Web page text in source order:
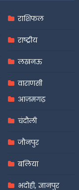
राशिफल
राष्ट्रीय
लखनऊ
वाराणसी
आज़मगढ़
चंदौली
जौनपुर
बलिया
भदोही, ज्ञानपुर